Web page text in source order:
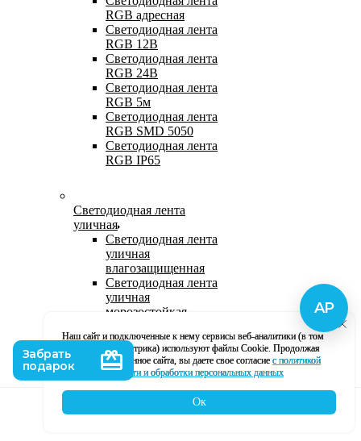
RGB адресная
Светодиодная лента
RGB 12В
Светодиодная лента
RGB 24В
Светодиодная лента
RGB 5м
Светодиодная лента
RGB SMD 5050
Светодиодная лента
RGB IP65
Светодиодная лента
уличная
Светодиодная лента
уличная
влагозащищенная
Светодиодная лента
уличная
морозостойкая
светодиодная лента
220В
Светодиодная лента
уличная в силиконе
Наш сайт и подключенные к нему сервисы веб-аналитики (в том
числе, Яндекс Метрика) используют файлы Cookie. Продолжая
использование данное сайта, вы даете свое согласие с политикой
кофиденциальности и обработки персональных данных
Ок